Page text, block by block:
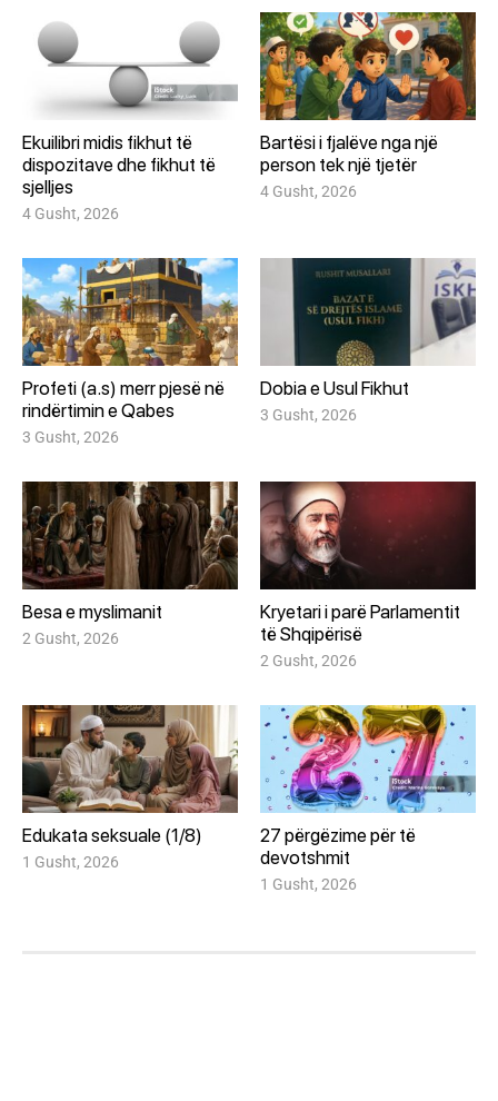
Ekuilibri midis fikhut të
dispozitave dhe fikhut të
sjelljes
4 Gusht, 2026
Bartësi i fjalëve nga një
person tek një tjetër
4 Gusht, 2026
Profeti (a.s) merr pjesë në
rindërtimin e Qabes
3 Gusht, 2026
Dobia e Usul Fikhut
3 Gusht, 2026
Besa e myslimanit
2 Gusht, 2026
Kryetari i parë Parlamentit
të Shqipërisë
2 Gusht, 2026
Edukata seksuale (1/8)
1 Gusht, 2026
27 përgëzime për të
devotshmit
1 Gusht, 2026